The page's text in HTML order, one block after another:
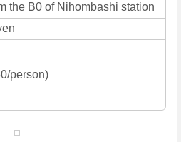
the B0 of Nihombashi station
person)